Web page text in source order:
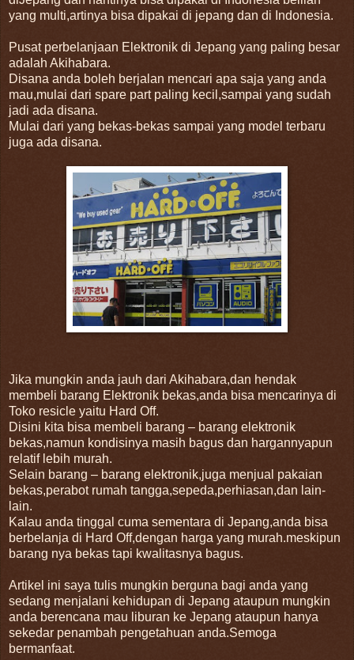
yang multi,artinya bisa dipakai di jepang dan di Indonesia.
Pusat perbelanjaan Elektronik di Jepang yang paling besar
adalah Akihabara.
Disana anda boleh berjalan mencari apa saja yang anda
mau,mulai dari spare part paling kecil,sampai yang sudah
jadi ada disana.
Mulai dari yang bekas-bekas sampai yang model terbaru
juga ada disana.
Jika mungkin anda jauh dari Akihabara,dan hendak
membeli barang Elektronik bekas,anda bisa mencarinya di
Toko resicle yaitu Hard Off.
Disini kita bisa membeli barang – barang elektronik
bekas,namun kondisinya masih bagus dan hargannyapun
relatif lebih murah.
Selain barang – barang elektronik,juga menjual pakaian
bekas,perabot rumah tangga,sepeda,perhiasan,dan lain-
lain.
Kalau anda tinggal cuma sementara di Jepang,anda bisa
berbelanja di Hard Off,dengan harga yang murah.meskipun
barang nya bekas tapi kwalitasnya bagus.
Artikel ini saya tulis mungkin berguna bagi anda yang
sedang menjalani kehidupan di Jepang ataupun mungkin
anda berencana mau liburan ke Jepang ataupun hanya
sekedar penambah pengetahuan anda.Semoga
bermanfaat.